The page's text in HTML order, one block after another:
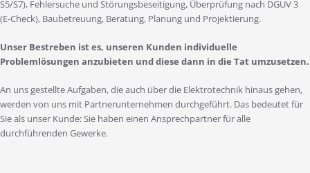
S5/S7), Fehlersuche und Störungsbeseitigung, Überprüfung nach DGUV 3
(E-Check), Baubetreuung, Beratung, Planung und Projektierung.
Unser Bestreben ist es, unseren Kunden individuelle
Problemlösungen anzubieten und diese dann in die Tat umzusetzen.
An uns gestellte Aufgaben, die auch über die Elektrotechnik hinaus gehen,
werden von uns mit Partnerunternehmen durchgeführt. Das bedeutet für
Sie als unser Kunde: Sie haben einen Ansprechpartner für alle
durchführenden Gewerke.